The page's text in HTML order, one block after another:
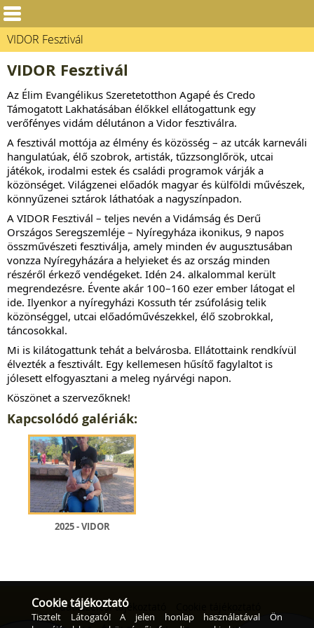
VIDOR Fesztivál
VIDOR Fesztivál
Az Élim Evangélikus Szeretetotthon Agapé és Credo
Támogatott Lakhatásában élőkkel ellátogattunk egy
verőfényes vidám délutánon a Vidor fesztiválra.
A fesztivál mottója az élmény és közösség – az utcák karneváli
hangulatúak, élő szobrok, artisták, tűzzsonglőrök, utcai
játékok, irodalmi estek és családi programok várják a
közönséget. Világzenei előadók magyar és külföldi művészek,
könnyűzenei sztárok láthatóak a nagyszínpadon.
A VIDOR Fesztivál – teljes nevén a Vidámság és Derű
Országos Seregszemléje – Nyíregyháza ikonikus, 9 napos
összművészeti fesztiválja, amely minden év augusztusában
vonzza Nyíregyházára a helyieket és az ország minden
részéről érkező vendégeket. Idén 24. alkalommal került
megrendezésre. Évente akár 100–160 ezer ember látogat el
ide. Ilyenkor a nyíregyházi Kossuth tér zsúfolásig telik
közönséggel, utcai előadóművészekkel, élő szobrokkal,
táncosokkal.
Mi is kilátogattunk tehát a belvárosba. Ellátottaink rendkívül
élvezték a fesztivált. Egy kellemesen hűsítő fagylaltot is
jólesett elfogyasztani a meleg nyárvégi napon.
Köszönet a szervezőknek!
Kapcsolódó galériák:
2025 - VIDOR
Adatkezelési tájékoztató
Cookie tájékoztató
Tisztelt Látogató! A jelen honlap használatával Ön